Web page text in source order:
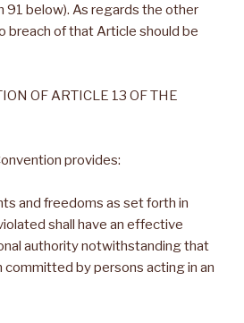
91 below). As regards the other
breach of that Article should be
OF ARTICLE 13 OF THE
provides:
and freedoms as set forth in
shall have an effective
authority notwithstanding that
committed by persons acting in an